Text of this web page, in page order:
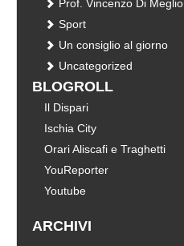
Prof. Vincenzo Di Meglio
Sport
Un consiglio al giorno
Uncategorized
BLOGROLL
Il Dispari
Ischia City
Orari Aliscafi e Traghetti
YouReporter
Youtube
ARCHIVI